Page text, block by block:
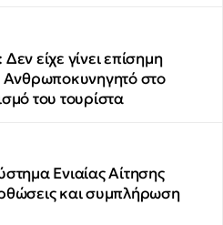
είχε γίνει επίσημη
Ανθρωποκυνηγητό στο
του τουρίστα
Ενιαίας Αίτησης
και συμπλήρωση